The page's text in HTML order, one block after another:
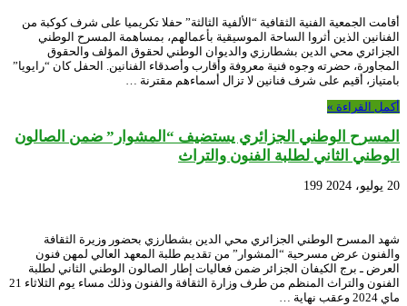
أقامت الجمعية الفنية الثقافية “الألفية الثالثة” حفلا تكريميا على شرف كوكبة من
الفنانين الذين أثروا الساحة الموسيقية بأعمالهم، بمساهمة المسرح الوطني
الجزائري محي الدين بشطارزي والديوان الوطني لحقوق المؤلف والحقوق
المجاورة، حضرته وجوه فنية معروفة وأقارب وأصدقاء الفنانين. الحفل كان “رايويا”
بامتياز، أقيم على شرف فنانين لا تزال أسماءهم مقترنة …
أكمل القراءة »
المسرح الوطني الجزائري يستضيف “المشوار” ضمن الصالون
الوطني الثاني لطلبة الفنون والتراث
20 يوليو، 2024 199
شهد المسرح الوطني الجزائري محي الدين بشطارزي بحضور وزيرة الثقافة
والفنون عرض مسرحية “المشوار” من تقديم طلبة المعهد العالي لمهن فنون
العرض ـ برج الكيفان الجزائر ضمن فعاليات إطار الصالون الوطني الثاني لطلبة
الفنون والتراث المنظم من طرف وزارة الثقافة والفنون وذلك مساء يوم الثلاثاء 21
ماي 2024 وعقب نهاية …